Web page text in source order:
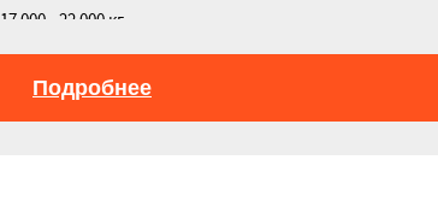
17 000 - 22 000 кг
Подробнее